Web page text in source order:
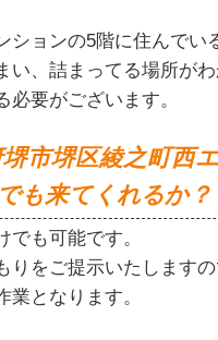
ションの5階に住んでい
い、詰まってる場所が
必要がございます。
堺市堺区綾之町西
も来てくれるか？
でも可能です。
りをご提示いたします
業となります。